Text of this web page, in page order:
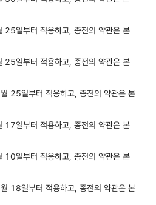
일부터 적용하고, 종전의 약관은 본
일부터 적용하고, 종전의 약관은 본
25일부터 적용하고, 종전의 약관은 본
일부터 적용하고, 종전의 약관은 본
일부터 적용하고, 종전의 약관은 본
18일부터 적용하고, 종전의 약관은 본